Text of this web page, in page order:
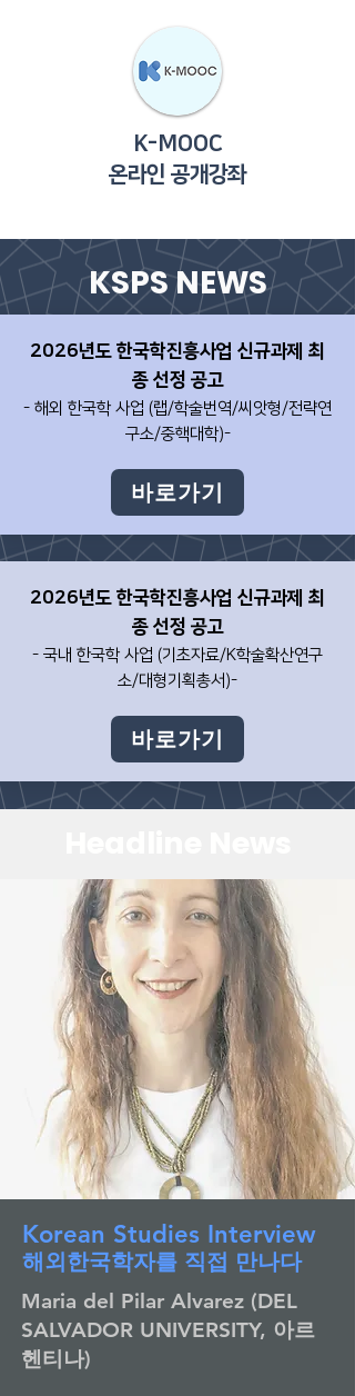
K-MOOC
​온라인 공개강좌
KSPS NEWS
2026년도 한국학진흥사업 신규과제 최
종 선정 공고
- 해외 한국학 사업 (랩/학술번역/씨앗형/전략연
구소/중핵대학)-
바로가기
2026년도 한국학진흥사업 신규과제 최
종 선정 공고
- 국내 한국학 사업 (기초자료/K학술확산연구
소/대형기획총서)-
바로가기
Korean Studies Interview
​해외한국학자를 직접 만나다
Maria del Pilar Alvarez (DEL
SALVADOR UNIVERSITY, 아르
헨티나)